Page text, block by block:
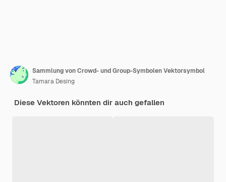
Sammlung von Crowd- und Group-Symbolen Vektorsymbol
Tamara Desing
Diese Vektoren könnten dir auch gefallen